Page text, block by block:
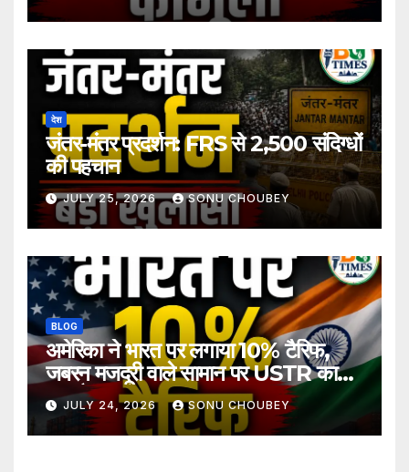
देश
जंतर-मंतर प्रदर्शन: FRS से 2,500 संदिग्धों
की पहचान
JULY 25, 2026 SONU CHOUBEY
BLOG
अमेरिका ने भारत पर लगाया 10% टैरिफ,
जबरन मजदूरी वाले सामान पर USTR का
बड़ा फैसला
JULY 24, 2026 SONU CHOUBEY